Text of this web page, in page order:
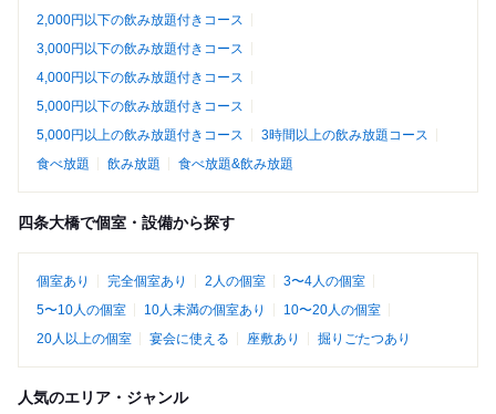
2,000円以下の飲み放題付きコース
3,000円以下の飲み放題付きコース
4,000円以下の飲み放題付きコース
5,000円以下の飲み放題付きコース
5,000円以上の飲み放題付きコース
3時間以上の飲み放題コース
食べ放題
飲み放題 食べ放題&飲み放題
四条大橋で個室・設備から探す
個室あり 完全個室あり 2人の個室
3〜4人の個室
5〜10人の個室
10人未満の個室あり
10〜20人の個室
20人以上の個室
宴会に使える 座敷あり 掘りごたつあり
人気のエリア・ジャンル